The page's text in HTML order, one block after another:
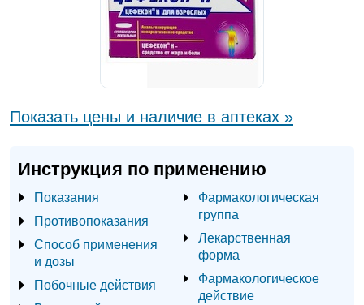
Показать цены и наличие в аптеках »
Инструкция по применению
Показания
Противопоказания
Способ применения
и дозы
Побочные действия
Фармакологическая
группа
Лекарственная
форма
Фармакологическое
действие